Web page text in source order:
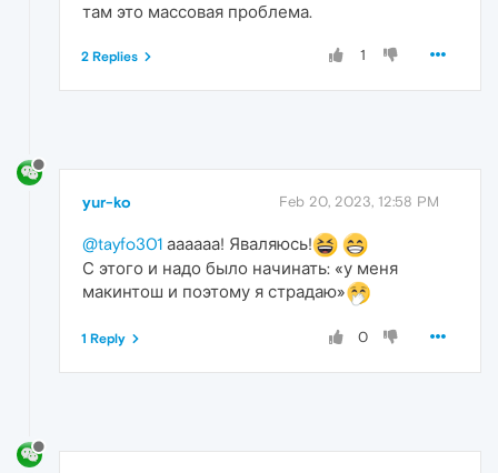
там это массовая проблема.
1
2 Replies
yur-ko Feb 20, 2023, 12:58 PM
@tayfo301 аааааа! Яваляюсь!
С этого и надо было начинать: «у меня
макинтош и поэтому я страдаю»
0
1 Reply